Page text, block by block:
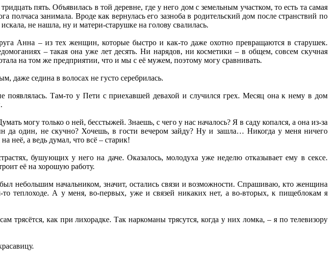
пять. Объявилась в той деревне, где у него дом с земельным участком, то есть та самая
полчаса занимала. Вроде как вернулась его зазноба в родительский дом после странствий по
не нашла, ну и матери-старушке на голову свалилась.
Анна – из тех женщин, которые быстро и как-то даже охотно превращаются в старушек.
– такая она уже лет десять. Ни нарядов, ни косметики – в общем, совсем скучная
на том же предприятии, что и мы с её мужем, поэтому могу сравнивать.
даже седина в волосах не густо серебрилась.
появлялась. Там-то у Пети с приехавшей девахой и случился грех. Месяц она к нему в дом
могу только о ней, бесстыжей. Знаешь, с чего у нас началось? Я в саду копался, а она из-за
да один, не скучно? Хочешь, в гости вечером зайду? Ну и зашла… Никогда у меня ничего
неё, а ведь думал, что всё – старик!
бушующих у него на даче. Оказалось, молодуха уже неделю отказывает ему в сексе.
её на хорошую работу.
небольшим начальником, значит, остались связи и возможности. Спрашиваю, кто женщина
то теплоходе. А у меня, во-первых, уже и связей никаких нет, а во-вторых, к пищеблокам я
трясётся, как при лихорадке. Так наркоманы трясутся, когда у них ломка, – я по телевизору